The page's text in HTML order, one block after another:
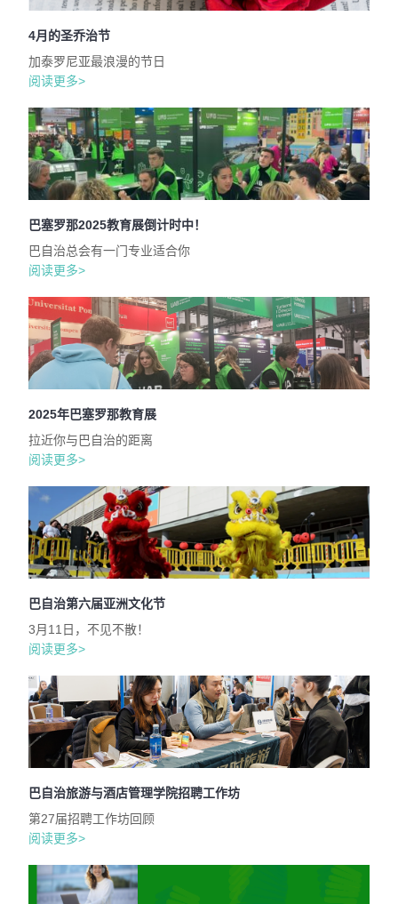
4月的圣乔治节
加泰罗尼亚最浪漫的节日
阅读更多>
巴塞罗那2025教育展倒计时中！
巴自治总会有一门专业适合你
阅读更多>
2025年巴塞罗那教育展
拉近你与巴自治的距离
阅读更多>
巴自治第六届亚洲文化节
3月11日，不见不散！
阅读更多>
巴自治旅游与酒店管理学院招聘工作坊
第27届招聘工作坊回顾
阅读更多>